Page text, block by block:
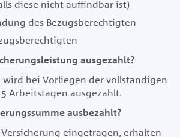
diese nicht auffindbar ist)
des Bezugsberechtigten
ausgezahlt?
bei Vorliegen der vollständigen
Arbeitstagen ausgezahlt.
ausbezahlt?
eingetragen, erhalten